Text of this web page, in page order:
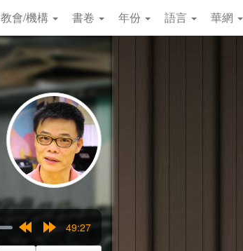
教會/機構 書卷 年份 語言 華網
49:27